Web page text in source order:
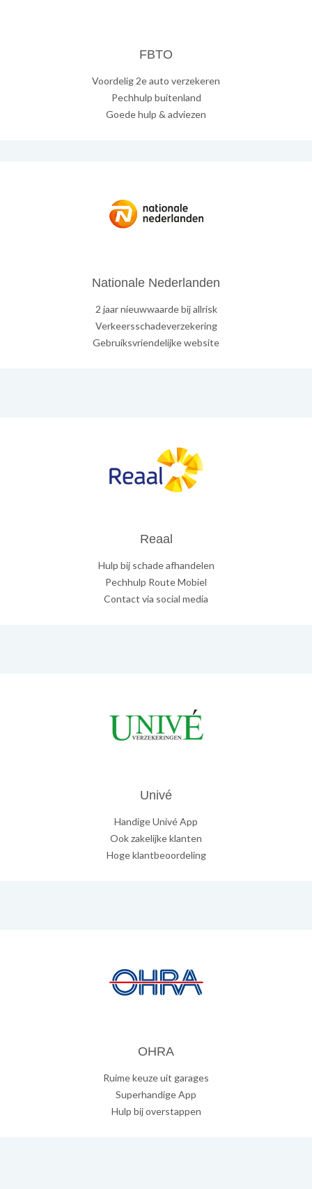
FBTO
Voordelig 2e auto verzekeren
Pechhulp buitenland
Goede hulp & adviezen
Nationale Nederlanden
2 jaar nieuwwaarde bij allrisk
Verkeersschadeverzekering
Gebruiksvriendelijke website
Reaal
Hulp bij schade afhandelen
Pechhulp Route Mobiel
Contact via social media
Univé
Handige Univé App
Ook zakelijke klanten
Hoge klantbeoordeling
OHRA
Ruime keuze uit garages
Superhandige App
Hulp bij overstappen